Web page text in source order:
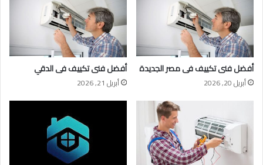
أفضل فنى تكييف فى مصر الجديدة
أبريل 20, 2026
أفضل فنى تكييف فى الدقي
أبريل 21, 2026